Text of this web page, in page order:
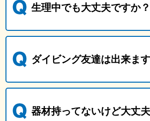
生理中でも大丈夫ですか？
ダイビング友達は出来ま
器材持ってないけど大丈